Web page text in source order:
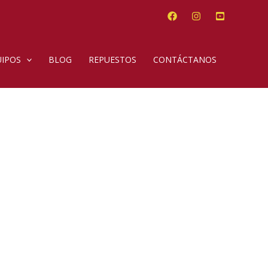
BLOG REPUESTOS CONTÁCTANOS